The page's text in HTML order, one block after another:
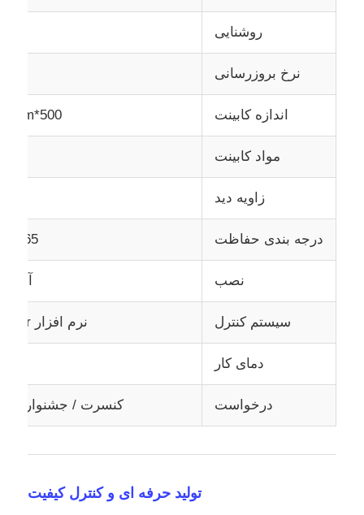
روشنایی
نرخ بروزرسانی
اندازه کابینت 500*500mm / 500*1000mm
مواد کابینت
زاویه دید
درجه بندی حفاظت IP65 ضد آب جلو و عقب
نصب
سیستم کنترل نرم افزار NovaStar سازگار است
دمای کار
درخواست کنسرت / جشنواره /
تولید حرفه ای و کنترل کیفیت